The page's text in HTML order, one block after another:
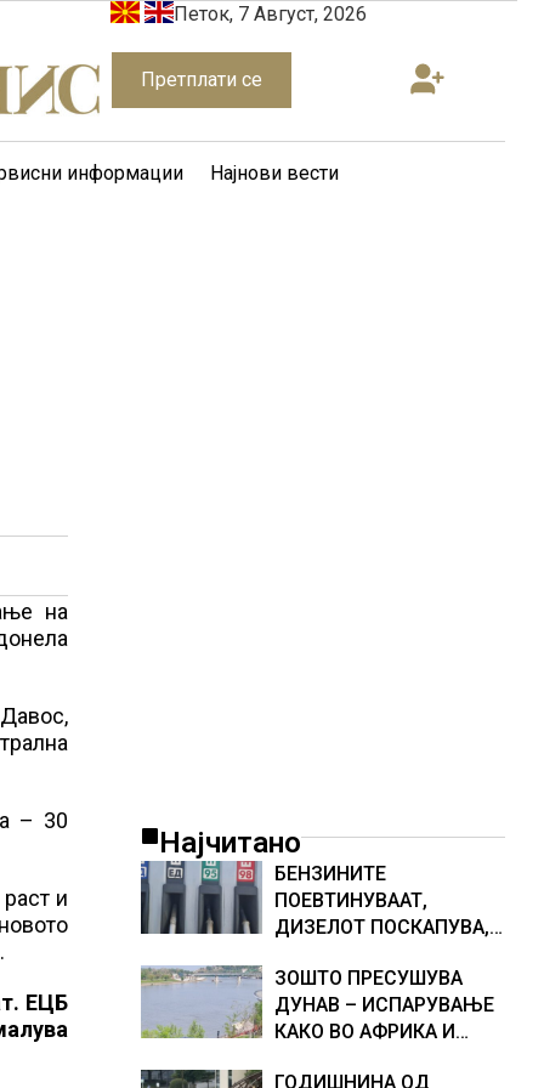
Петок, 7 Август, 2026
Претплати се
информации Најнови вести
на
– 30
и
ЕЦБ
Најчитано
БЕНЗИНИТЕ
ПОЕВТИНУВААТ,
ДИЗЕЛОТ ПОСКАПУВА,
ГОРИВАТА
ЗОШТО ПРЕСУШУВА
ДУНАВ – ИСПАРУВАЊЕ
КАКО ВО АФРИКА И
ГОДИШНИНА ОД